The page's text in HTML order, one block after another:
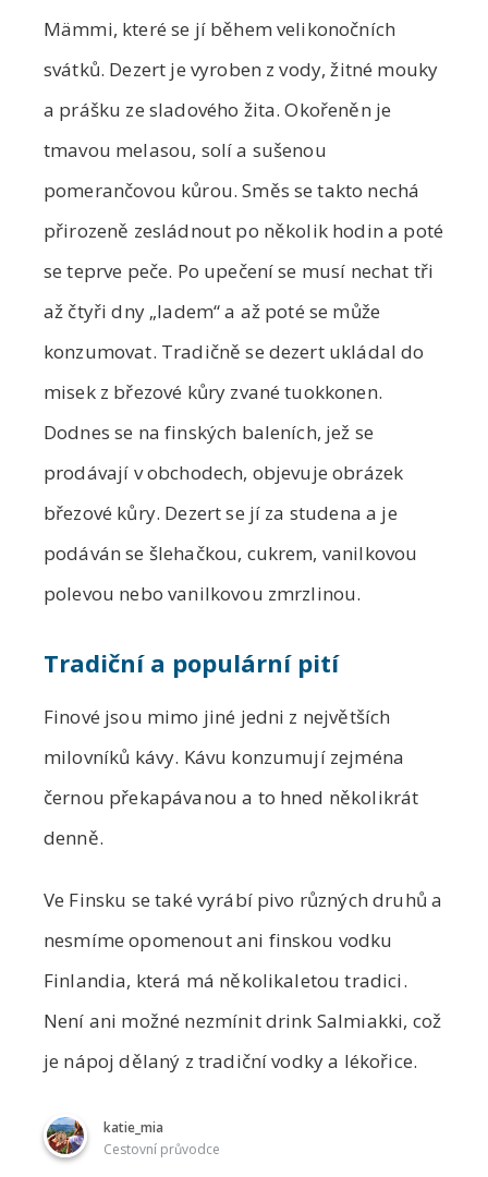
Mämmi, které se jí během velikonočních
svátků. Dezert je vyroben z vody, žitné mouky
a prášku ze sladového žita. Okořeněn je
tmavou melasou, solí a sušenou
pomerančovou kůrou. Směs se takto nechá
přirozeně zesládnout po několik hodin a poté
se teprve peče. Po upečení se musí nechat tři
až čtyři dny „ladem“ a až poté se může
konzumovat. Tradičně se dezert ukládal do
misek z březové kůry zvané tuokkonen.
Dodnes se na finských baleních, jež se
prodávají v obchodech, objevuje obrázek
březové kůry. Dezert se jí za studena a je
podáván se šlehačkou, cukrem, vanilkovou
polevou nebo vanilkovou zmrzlinou.
Tradiční a populární pití
Finové jsou mimo jiné jedni z největších
milovníků kávy. Kávu konzumují zejména
černou překapávanou a to hned několikrát
denně.
Ve Finsku se také vyrábí pivo různých druhů a
nesmíme opomenout ani finskou vodku
Finlandia, která má několikaletou tradici.
Není ani možné nezmínit drink Salmiakki, což
je nápoj dělaný z tradiční vodky a lékořice.
katie_mia
Cestovní průvodce